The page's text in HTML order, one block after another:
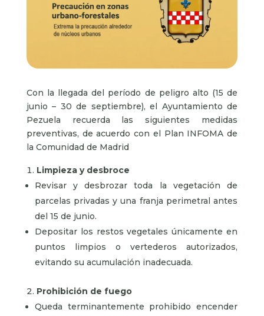
Con la llegada del período de peligro alto (15 de
junio – 30 de septiembre), el Ayuntamiento de
Pezuela recuerda las siguientes medidas
preventivas, de acuerdo con el Plan INFOMA de
la Comunidad de Madrid
Limpieza y desbroce
Revisar y desbrozar toda la vegetación de
parcelas privadas y una franja perimetral antes
del 15 de junio.
Depositar los restos vegetales únicamente en
puntos limpios o vertederos autorizados,
evitando su acumulación inadecuada.
Prohibición de fuego
Queda terminantemente prohibido encender